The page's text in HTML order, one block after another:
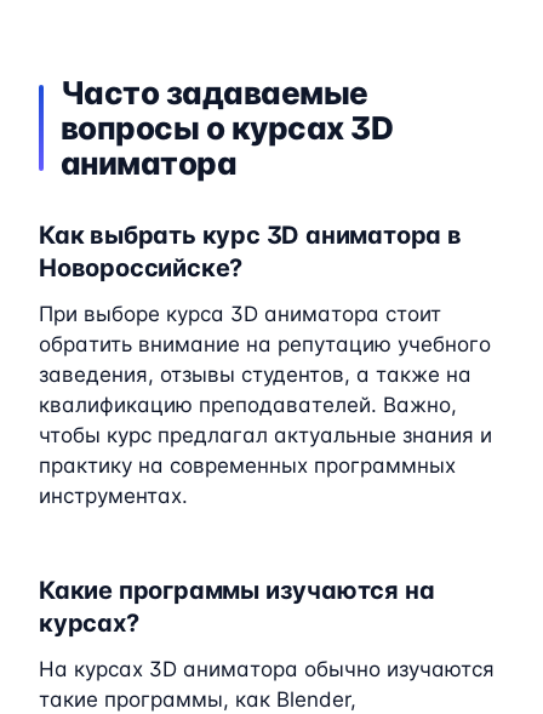
Часто задаваемые
вопросы о курсах 3D
аниматора
Как выбрать курс 3D аниматора в
Новороссийске?
При выборе курса 3D аниматора стоит
обратить внимание на репутацию учебного
заведения, отзывы студентов, а также на
квалификацию преподавателей. Важно,
чтобы курс предлагал актуальные знания и
практику на современных программных
инструментах.
Какие программы изучаются на
курсах?
На курсах 3D аниматора обычно изучаются
такие программы, как Blender,